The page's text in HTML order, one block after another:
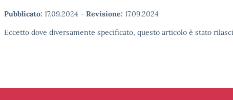
Pubblicato: 17.09.2024 - Revisione: 17.09.2024
Eccetto dove diversamente specificato, questo articolo è stato